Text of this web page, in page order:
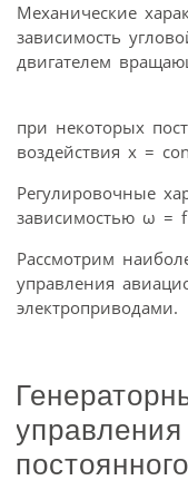
Механические
зависимость
двигателем
при некоторых
воздействия x =
Регулировочные
зависимостью ω =
Рассмотрим
управления
электроприводами.